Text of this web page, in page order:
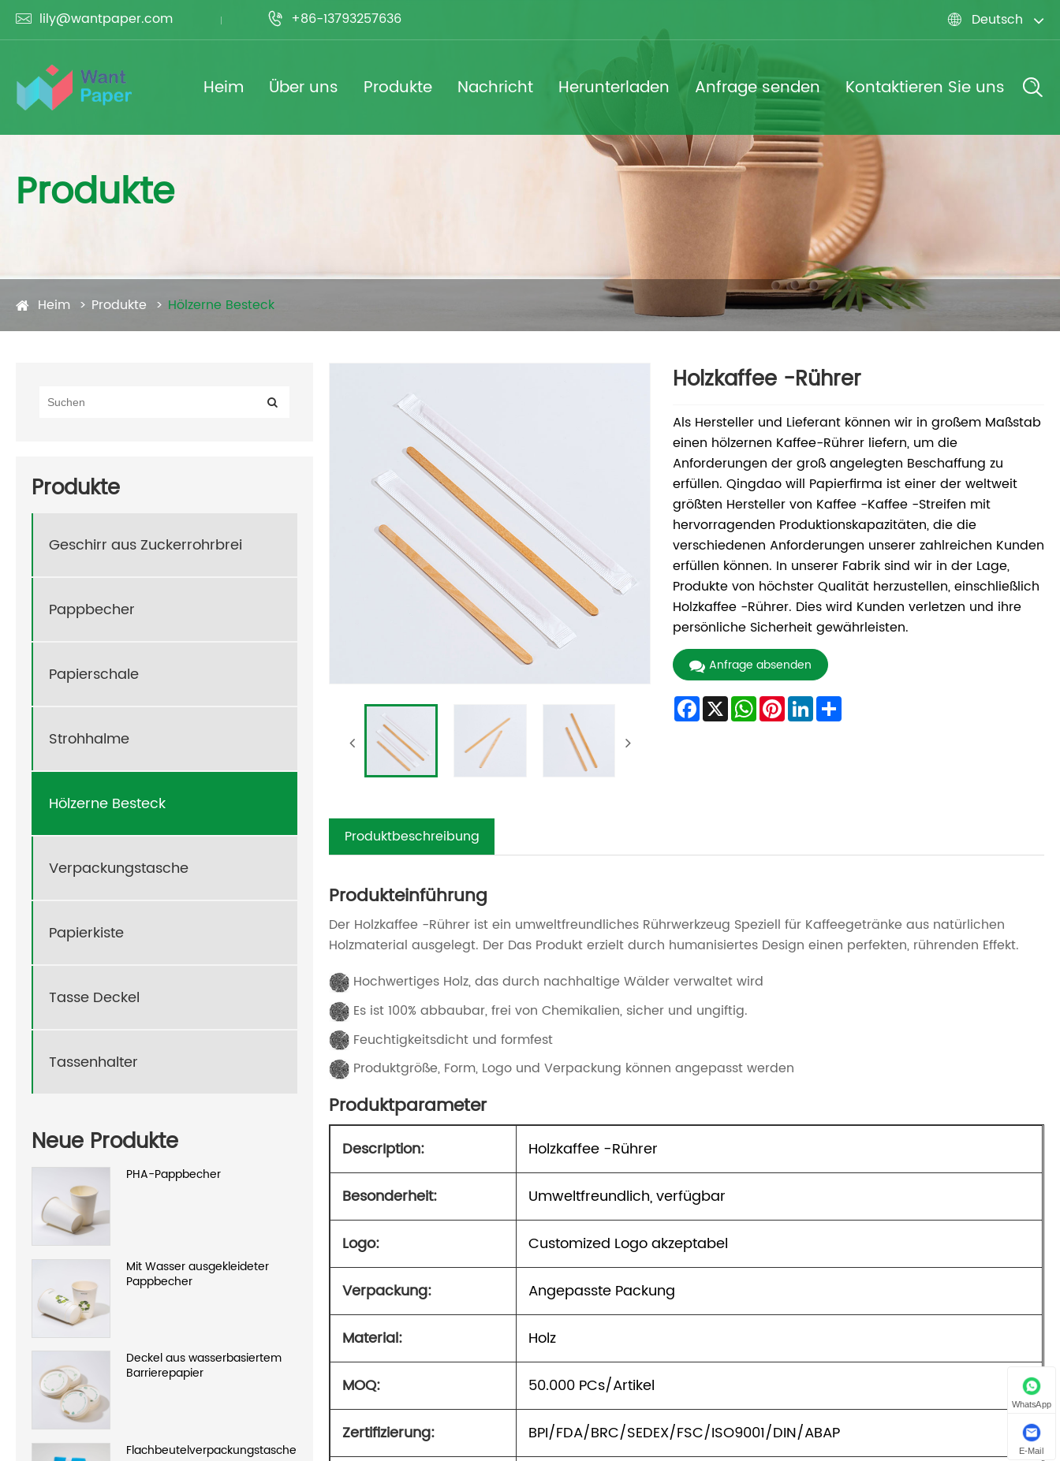
 lily@wantpaper.com  +86-13793257636  Deutsch
Heim Über uns Produkte Nachricht Herunterladen Anfrage senden Kontaktieren Sie uns
Produkte
Heim Produkte Hölzerne Besteck
Produkte
Geschirr aus Zuckerrohrbrei
Pappbecher
Papierschale
Strohhalme
Hölzerne Besteck
Verpackungstasche
Papierkiste
Tasse Deckel
Tassenhalter
Neue Produkte
PHA-Pappbecher
Mit Wasser ausgekleideter
Pappbecher
Deckel aus wasserbasiertem
Barrierepapier
Flachbeutelverpackungstasche
Holzkaffee -Rührer
Als Hersteller und Lieferant können wir in großem Maßstab
einen hölzernen Kaffee-Rührer liefern, um die
Anforderungen der groß angelegten Beschaffung zu
erfüllen. Qingdao will Papierfirma ist einer der weltweit
größten Hersteller von Kaffee -Kaffee -Streifen mit
hervorragenden Produktionskapazitäten, die die
verschiedenen Anforderungen unserer zahlreichen Kunden
erfüllen können. In unserer Fabrik sind wir in der Lage,
Produkte von höchster Qualität herzustellen, einschließlich
Holzkaffee -Rührer. Dies wird Kunden verletzen und ihre
persönliche Sicherheit gewährleisten.
Anfrage absenden
Facebook
X WhatsApp
Pinterest
LinkedInShare
Produktbeschreibung
Produkteinführung
Der Holzkaffee -Rührer ist ein umweltfreundliches Rührwerkzeug Speziell für Kaffeegetränke aus natürlichen
Holzmaterial ausgelegt. Der Das Produkt erzielt durch humanisiertes Design einen perfekten, rührenden Effekt.
Hochwertiges Holz, das durch nachhaltige Wälder verwaltet wird
Es ist 100% abbaubar, frei von Chemikalien, sicher und ungiftig.
Feuchtigkeitsdicht und formfest
Produktgröße, Form, Logo und Verpackung können angepasst werden
Produktparameter
DescrIption: Holzkaffee -Rührer
Besonderheit: Umweltfreundlich, verfügbar
Logo: Customized Logo akzeptabel
Verpackung: Angepasste Packung
Material: Holz
MOQ: 50.000 PCs/Artikel
Zertifizierung: BPI/FDA/BRC/SEDEX/FSC/ISO9001/DIN/ABAP
WhatsApp
E-Mail